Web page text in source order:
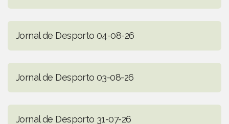
Jornal de Desporto 04-08-26
Jornal de Desporto 03-08-26
Jornal de Desporto 31-07-26